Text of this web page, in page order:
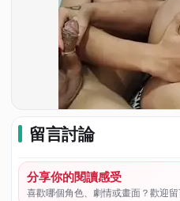
留言討論
分享你的閱讀感受
喜歡哪個角色、劇情或畫面？歡迎留